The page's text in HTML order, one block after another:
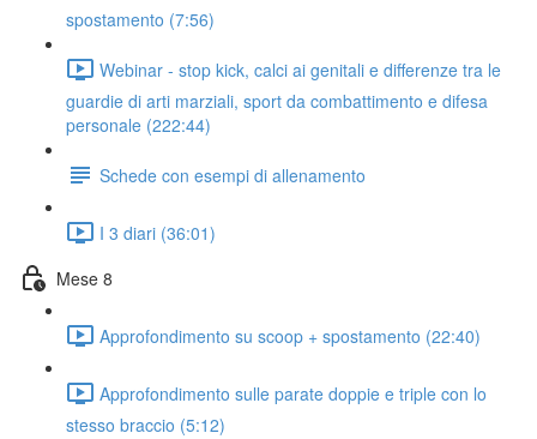
spostamento (7:56)
Webinar - stop kick, calci ai genitali e differenze tra le
guardie di arti marziali, sport da combattimento e difesa
personale (222:44)
Schede con esempi di allenamento
I 3 diari (36:01)
Mese 8
Approfondimento su scoop + spostamento (22:40)
Approfondimento sulle parate doppie e triple con lo
stesso braccio (5:12)